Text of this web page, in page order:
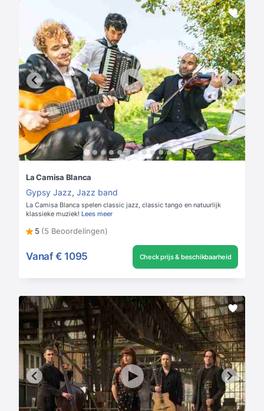
La Camisa Blanca
Gypsy Jazz, Jazz band
La Camisa Blanca spelen classic jazz, classic tango en natuurlijk
klassieke muziek! Lees meer
5 (5 Beoordelingen)
Vanaf € 1095 Check prijs & beschikbaarheid